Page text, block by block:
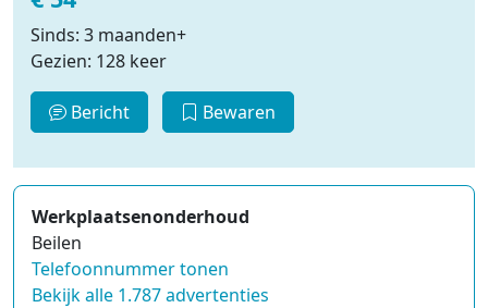
Sinds: 3 maanden+
Gezien: 128 keer
Bericht Bewaren
Werkplaatsenonderhoud
Beilen
Telefoonnummer tonen
Bekijk alle 1.787 advertenties